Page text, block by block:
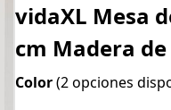
vidaXL Mesa
cm Madera
Color(2 opciones